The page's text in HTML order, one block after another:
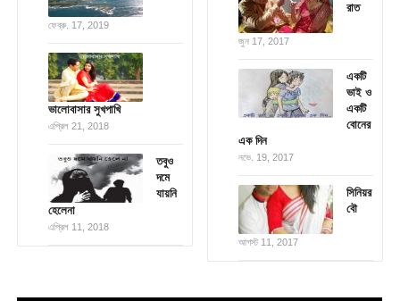
ফেব্রু. 17, 2019
ভালোবাসার সুখপাখি
এপ্রিল 21, 2018
তবুও
দমে
যায়নি
হেলেনা
এপ্রিল 11, 2018
রাত
জুন 17, 2017
একটি
ভাই ও
একটি
বোনের
এক দিন
নভে. 19, 2017
সিনিয়র
বৌ
আগস্ট 11, 2017